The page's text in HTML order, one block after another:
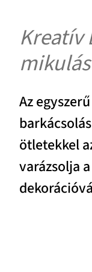
Kreatív
Az
ötletekkel
varázsolja